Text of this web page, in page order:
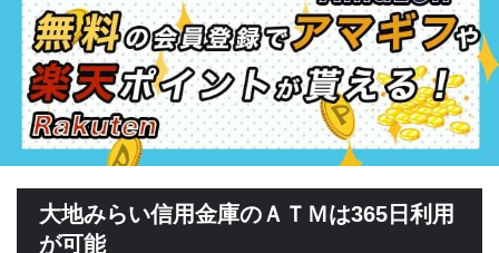
大地みらい信用金庫のＡＴＭは365日利用
が可能